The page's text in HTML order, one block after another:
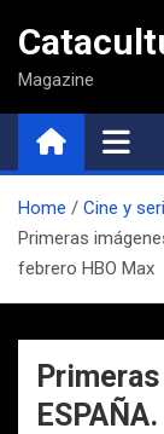
contenido
Magazine
Home
Cine y
Primeras
febrero HBO Max